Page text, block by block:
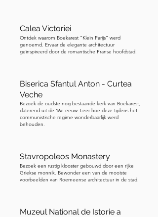
Calea Victoriei
Ontdek waarom Boekarest “Klein Parijs” werd
genoemd. Ervaar de elegante architectuur
geïnspireerd door de romantische Franse hoofdstad.
Biserica Sfantul Anton - Curtea
Veche
Bezoek de oudste nog bestaande kerk van Boekarest,
daterend uit de 16e eeuw. Leer hoe deze tijdens het
communistische regime wonderbaarlijk werd
behouden.
Stavropoleos Monastery
Bezoek een rustig klooster gebouwd door een rijke
Griekse monnik. Bewonder een van de mooiste
voorbeelden van Roemeense architectuur in de stad.
Muzeul National de Istorie a